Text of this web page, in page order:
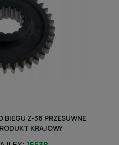
BIEGU Z-36 PRZESUWNE
KRAJOWY